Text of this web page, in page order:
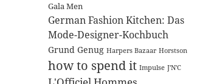
Gala Men
German Fashion Kitchen: Das
Mode-Designer-Kochbuch
Grund Genug Harpers Bazaar Horstson
how to spend it Impulse J'N'C